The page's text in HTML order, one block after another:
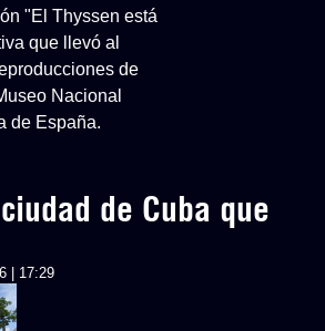
"El Thyssen está
que llevó al
de
Nacional
de España.
de Cuba que
| 17:29